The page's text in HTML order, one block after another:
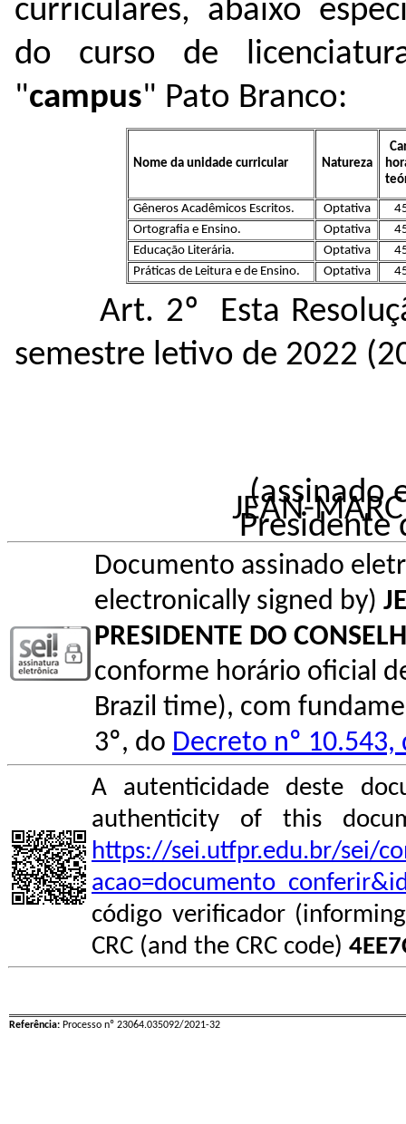
curriculares, abaixo
do curso de
"campus" Pato Branco:
Nome da unidade curricular Natureza
Gêneros Acadêmicos Escritos. Optativa
Ortografia e Ensino.
Optativa
Educação Literária.
Optativa
Práticas de Leitura e de Ensino.
Optativa
Art. 2º Esta
semestre letivo de 2022
(assinado
JEAN-
Presidente
Documento assinado
electronically signed by)
PRESIDENTE DO
conforme horário oficial
Brazil time), com
3º, do Decreto nº
A autenticidade deste
authenticity of this
https://sei.utfpr.edu.br/sei/
código verificador
CRC (and the CRC code)
Referência: Processo nº 23064.035092/2021-32